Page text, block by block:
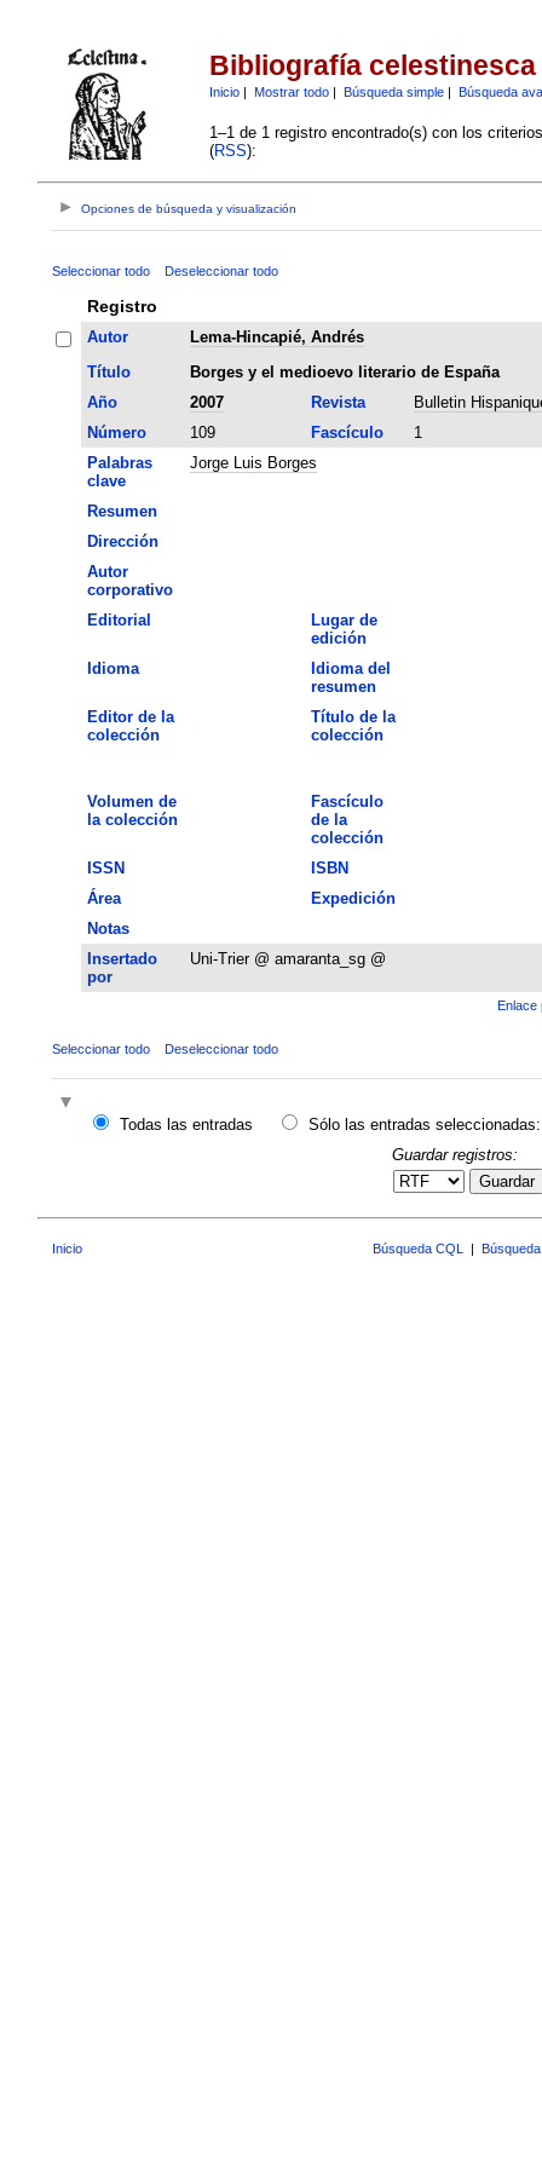
Bibliografía celestinesca
Inicio| Mostrar todo| Búsqueda simple| Búsqueda
1–1 de 1 registro encontrado(s) con los
(RSS):
Opciones de búsqueda y visualización
Seleccionar todo Deseleccionar todo
Registro
Autor
Lema-Hincapié, Andrés
Título
Borges y el medioevo literario de España
Año
2007 Revista
Bulletin
Número
109 Fascículo
1
Palabras
clave
Jorge Luis Borges
Resumen
Dirección
Autor
corporativo
Editorial
Lugar de
edición
Idioma
Idioma del
resumen
Editor de la
colección
Título de la
colección
Volumen de
la colección
Fascículo
de la
colección
ISSN
ISBN
Área
Expedición
Notas
Insertado
por
Uni-Trier @ amaranta_sg @
Enlace
Seleccionar todo Deseleccionar todo
Todas las entradas
Sólo las entradas seleccionadas:
Guardar registros:
Guardar
Inicio Búsqueda CQL